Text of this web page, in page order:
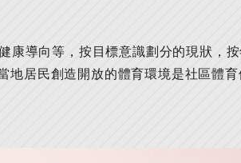
康導向等，按目標意識劃分的現狀，
地居民創造開放的體育環境是社區體育